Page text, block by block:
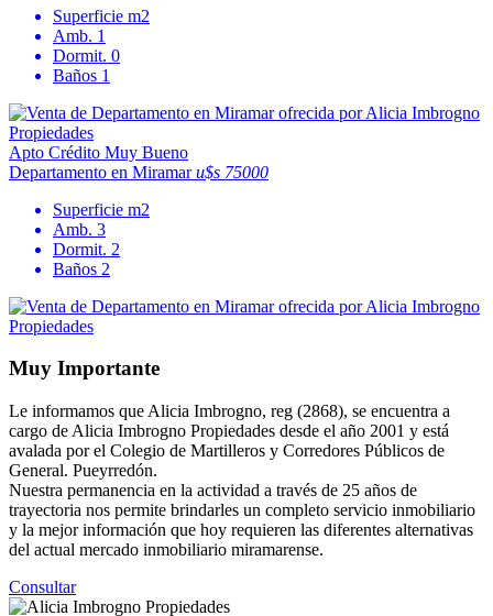
Superficie m2
Amb. 1
Dormit. 0
Baños 1
Apto Crédito Muy Bueno
Departamento en Miramaru$s 75000
Superficie m2
Amb. 3
Dormit. 2
Baños 2
Muy Importante
Le informamos que Alicia Imbrogno, reg (2868), se encuentra a
cargo de Alicia Imbrogno Propiedades desde el año 2001 y está
avalada por el Colegio de Martilleros y Corredores Públicos de
General. Pueyrredón.
Nuestra permanencia en la actividad a través de 25 años de
trayectoria nos permite brindarles un completo servicio inmobiliario
y la mejor información que hoy requieren las diferentes alternativas
del actual mercado inmobiliario miramarense.
Consultar